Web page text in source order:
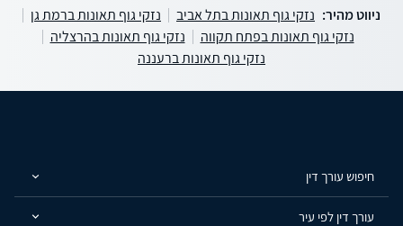
ניווט מהיר: נזקי גוף תאונות בתל אביב
נזקי גוף תאונות ברמת גן
נזקי גוף תאונות בפתח תקווה
נזקי גוף תאונות בהרצליה
נזקי גוף תאונות ברעננה
חיפוש עורך דין
עורך דין לפי עיר